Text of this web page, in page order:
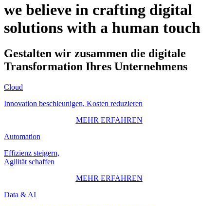
we believe in crafting digital
solutions with a human touch
Gestalten wir zusammen die digitale
Transformation Ihres Unternehmens
Cloud
Innovation beschleunigen, Kosten reduzieren
MEHR ERFAHREN
Automation
Effizienz steigern,
Agilität schaffen
MEHR ERFAHREN
Data & AI